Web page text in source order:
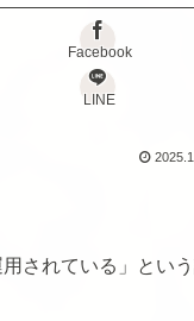
Facebook
LINE
用されている」とい